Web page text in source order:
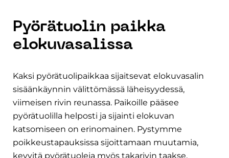
Pyörätuolin paikka
elokuvasalissa
Kaksi pyörätuolipaikkaa sijaitsevat elokuvasalin
sisäänkäynnin välittömässä läheisyydessä,
viimeisen rivin reunassa. Paikoille pääsee
pyörätuolilla helposti ja sijainti elokuvan
katsomiseen on erinomainen. Pystymme
poikkeustapauksissa sijoittamaan muutamia,
kevyitä pyörätuoleja myös takarivin taakse.